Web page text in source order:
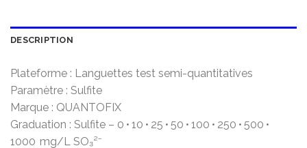
DESCRIPTION
Plateforme : Languettes test semi-quantitatives
Paramètre : Sulfite
Marque : QUANTOFIX
Graduation : Sulfite – 0 • 10 • 25 • 50 • 100 • 250 • 500 •
1000 mg/L SO₃²⁻